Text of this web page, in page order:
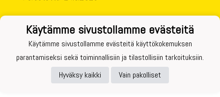
Powered by
Käytämme sivustollamme evästeitä
Käytämme sivustollamme evästeitä käyttökokemuksen
parantamiseksi sekä toiminnallisiin ja tilastollisiin tarkoituksiin.
Hyväksy kaikki
Vain pakolliset